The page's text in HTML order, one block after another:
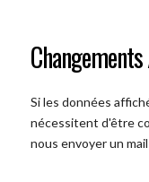
Si les données
nécessitent d'être
nous envoyer un